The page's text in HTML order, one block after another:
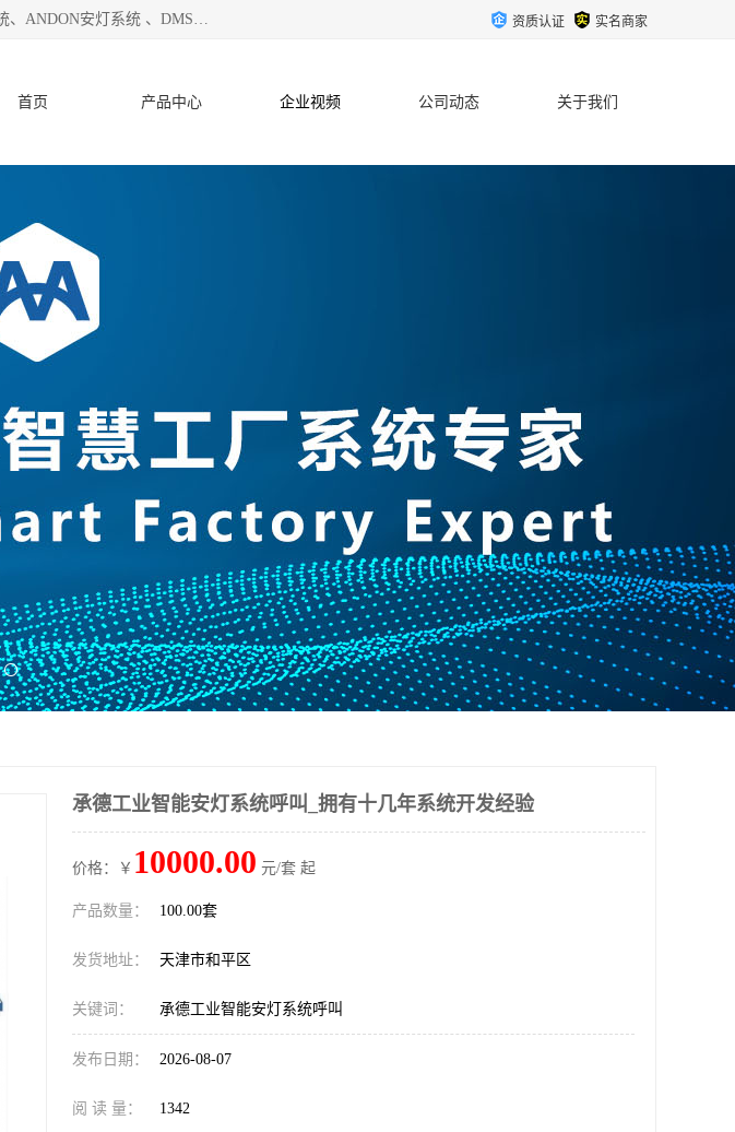
天津迈讯科智能技术有限公司主要从事：MES制造执行系统、锐益生产云工单、WMS仓库管理系统、ANDON安灯系统 、DMS设备管理系统、电气设备健康监测系统、工厂可视化管理、数字化车间；公司是一家专注于企业及制造业信息化、智能化的信息系统集成解决方案提供商的高新技术企业。为企业提供全套的软硬件信息系统集成及安装部署服务。 资质认证 实名商家
首页 产品中心 企业视频 公司动态 关于我们
承德工业智能安灯系统呼叫_拥有十几年系统开发经验
价格：￥ 10000.00 元/套 起
产品数量： 100.00套
发货地址： 天津市和平区
关键词： 承德工业智能安灯系统呼叫
发布日期： 2026-08-07
阅 读 量： 1342